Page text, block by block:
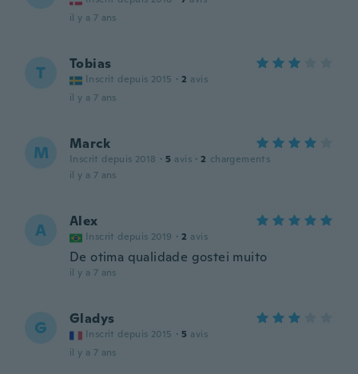
il y a 7 ans
T Tobias
Inscrit depuis 2015 · 2 avis
il y a 7 ans
M Marck
Inscrit depuis 2018 · 5 avis · 2 chargements
il y a 7 ans
A Alex
Inscrit depuis 2019 · 2 avis
De otima qualidade gostei muito
il y a 7 ans
G Gladys
Inscrit depuis 2015 · 5 avis
il y a 7 ans